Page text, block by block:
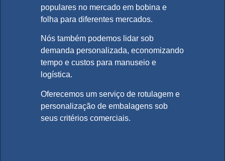
populares no mercado em bobina e
folha para diferentes mercados.
Nós também podemos lidar sob
demanda personalizada, economizando
tempo e custos para manuseio e
logística.
Oferecemos um serviço de rotulagem e
personalização de embalagens sob
seus critérios comerciais.